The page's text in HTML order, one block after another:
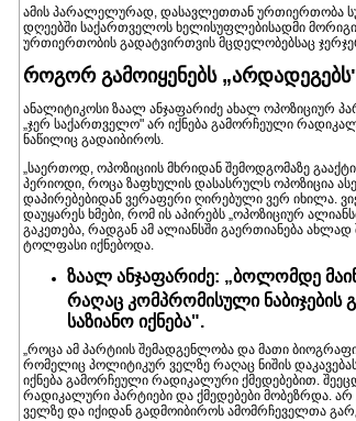
ამის პარალელურად, დასავლეთთან ურთიერთობა
დღეებში საქართველოს ხელისუფლებისადმი
ურთიერთობის გადატვირთვის მცდელობებსაც
როგორ გამოიყენებს
ანალიტიკოსი ზაალ ანჯაფარიძე ახალ ოპოზიციურ
„ჯერ საქართველო" არ იქნება გამორჩეული
ნაწილიც გადაიბიროს.
„საერთოდ, ოპოზიციის მხრიდან შემოდგომაზე
პერიოდი, როცა ზაფხულის დასასრულს ოპოზიცია
დაპირებებიდან ვერაფერი ღირებული ვერ იხილა.
დაუყარეს ხმები, რომ ის აპირებს „ოპოზიციურ
გაკეთება, რადგან ამ ალიანსში გაერთიანება
ტოლფასი იქნებოდა.
ზაალ ანჯაფარიძე: „ბოლომდე
რაღაც კომპრომისული ნაბიჯების
საზიანო იქნება".
„როცა ამ პარტიის შემადგენლობა და მათი
რომელიც პოლიტიკურ ველზე რაღაც ნიშის
იქნება გამორჩეული რადიკალური ქმედებებით.
რადიკალური პარტიები და ქმედებები მობეზრდა.
ველზე და იქიდან გადმოიბიროს ამომრჩეველთა